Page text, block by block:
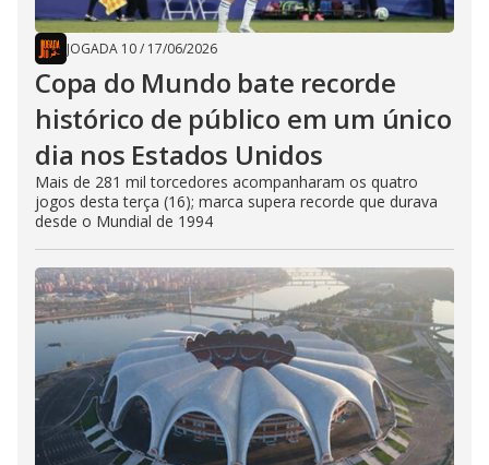
JOGADA 10/ 17/06/2026
Copa do Mundo bate recorde
histórico de público em um único
dia nos Estados Unidos
Mais de 281 mil torcedores acompanharam os quatro
jogos desta terça (16); marca supera recorde que durava
desde o Mundial de 1994